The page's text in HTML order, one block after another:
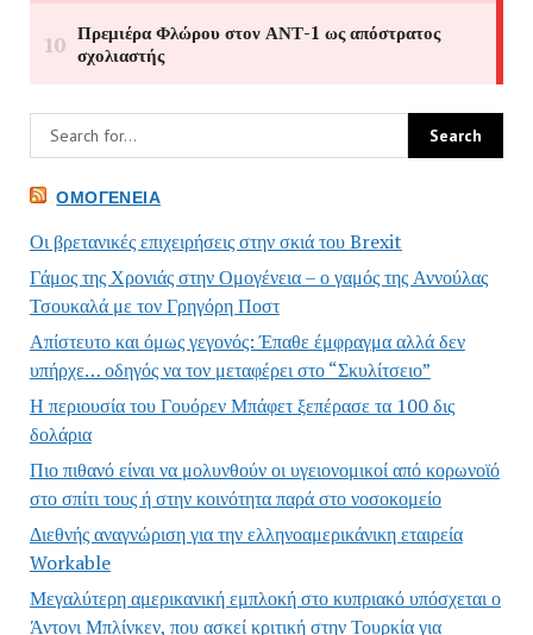
ΟΜΟΓΈΝΕΙΑ
Οι βρετανικές επιχειρήσεις στην σκιά του Brexit
Γάμος της Χρονιάς στην Ομογένεια – ο γαμός της Αννούλας
Τσουκαλά με τον Γρηγόρη Ποστ
Απίστευτο και όμως γεγονός: Έπαθε έμφραγμα αλλά δεν
υπήρχε… οδηγός να τον μεταφέρει στο “Σκυλίτσειο”
Η περιουσία του Γουόρεν Μπάφετ ξεπέρασε τα 100 δις
δολάρια
Πιο πιθανό είναι να μολυνθούν οι υγειονομικοί από κορωνοϊό
στο σπίτι τους ή στην κοινότητα παρά στο νοσοκομείο
Διεθνής αναγνώριση για την ελληνοαμερικάνικη εταιρεία
Workable
Μεγαλύτερη αμερικανική εμπλοκή στο κυπριακό υπόσχεται ο
Άντονι Μπλίνκεν, που ασκεί κριτική στην Τουρκία για